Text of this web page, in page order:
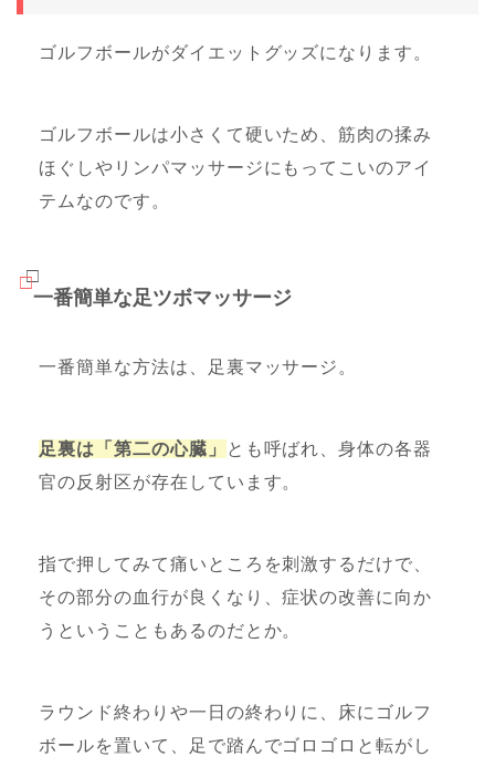
ゴルフボールがダイエットグッズになります。
ゴルフボールは小さくて硬いため、筋肉の揉み
ほぐしやリンパマッサージにもってこいのアイ
テムなのです。
一番簡単な足ツボマッサージ
一番簡単な方法は、足裏マッサージ。
足裏は「第二の心臓」
とも呼ばれ、身体の各器
官の反射区が存在しています。
指で押してみて痛いところを刺激するだけで、
その部分の血行が良くなり、症状の改善に向か
うということもあるのだとか。
ラウンド終わりや一日の終わりに、床にゴルフ
ボールを置いて、足で踏んでゴロゴロと転がし